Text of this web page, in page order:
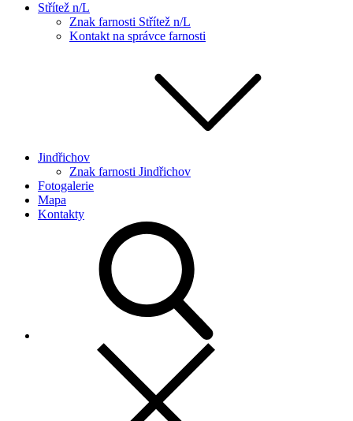
Střítež n/L
Znak farnosti Střítež n/L
Kontakt na správce farnosti
Jindřichov
Znak farnosti Jindřichov
Fotogalerie
Mapa
Kontakty